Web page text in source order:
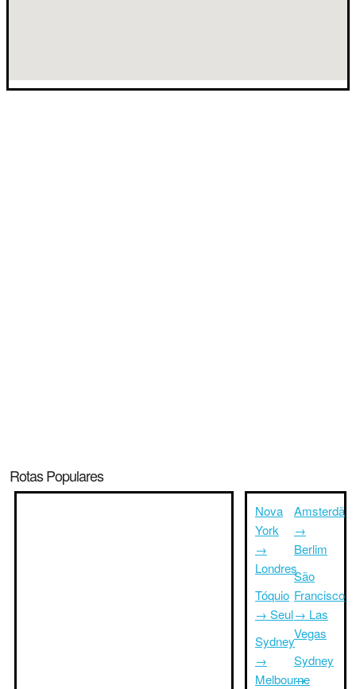
Rotas Populares
Nova
York
→
Londres
Tóquio
→ Seul
Sydney
→
Melbourne
Amsterdã
→
Berlim
São
Francisco
→ Las
Vegas
Sydney
→